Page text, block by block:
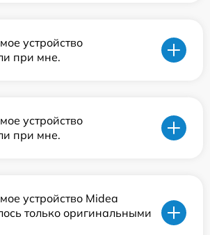
устройство
при мне.
устройство
при мне.
устройство Midea
только оригинальными